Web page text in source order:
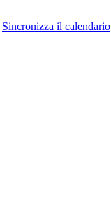
Sincronizza il calendario